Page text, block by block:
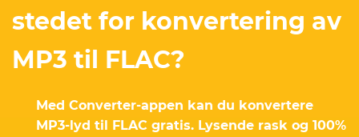
stedet for konvertering av
MP3 til FLAC?
Med Converter-appen kan du konvertere
MP3-lyd til FLAC gratis. Lysende rask og 100%